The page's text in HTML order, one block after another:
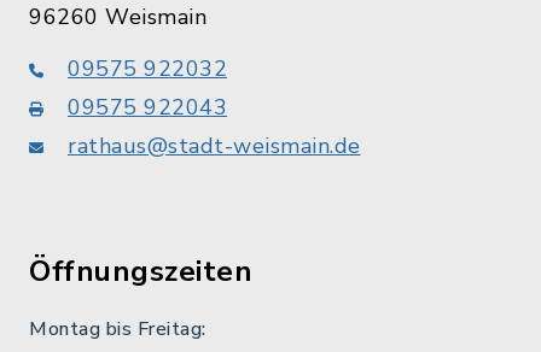
96260 Weismain
09575 922032
09575 922043
rathaus@stadt-weismain.de
Öffnungszeiten
Montag bis Freitag: